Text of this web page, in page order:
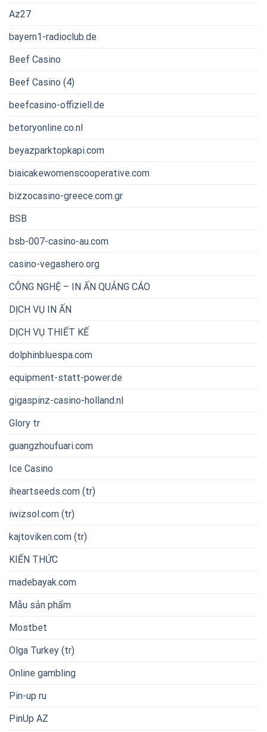
Az27
bayern1-radioclub.de
Beef Casino
Beef Casino (4)
beefcasino-offiziell.de
betoryonline.co.nl
beyazparktopkapi.com
biaicakewomenscooperative.com
bizzocasino-greece.com.gr
BSB
bsb-007-casino-au.com
casino-vegashero.org
CÔNG NGHỆ – IN ẤN QUẢNG CÁO
DỊCH VỤ IN ẤN
DỊCH VỤ THIẾT KẾ
dolphinbluespa.com
equipment-statt-power.de
gigaspinz-casino-holland.nl
Glory tr
guangzhoufuari.com
Ice Casino
iheartseeds.com (tr)
iwizsol.com (tr)
kajtoviken.com (tr)
KIẾN THỨC
madebayak.com
Mẫu sản phẩm
Mostbet
Olga Turkey (tr)
Online gambling
Pin-up ru
PinUp AZ